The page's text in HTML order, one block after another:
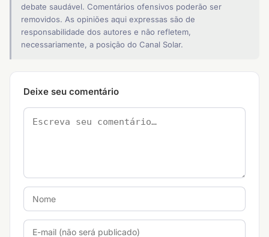
debate saudável. Comentários ofensivos poderão ser
removidos. As opiniões aqui expressas são de
responsabilidade dos autores e não refletem,
necessariamente, a posição do Canal Solar.
Deixe seu comentário